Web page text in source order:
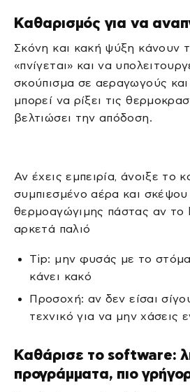
Καθαρισμός για να
Σκόνη και κακή ψύξη κάνουν
«πνίγεται» και να
σκούπισμα σε αεραγωγούς
μπορεί να ρίξει τις
βελτιώσει την απόδοση.
Αν έχεις εμπειρία, άνοιξε το
συμπιεσμένο αέρα και
θερμοαγώγιμης πάστας αν το
αρκετά παλιό
Tip: μην φυσάς με το
κάνει κακό
Προσοχή: αν δεν είσαι
τεχνικό για να μην χάσεις
Καθάρισε το software:
προγράμματα, πιο